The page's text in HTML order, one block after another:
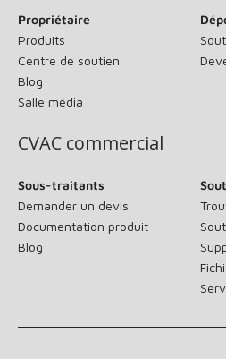
Propriétaire
Produits
Centre de soutien
Blog
Salle média
CVAC commercial
Sous-traitants
Demander un devis
Documentation produit
Blog